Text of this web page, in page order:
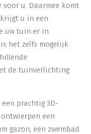
voor u. Daarmee komt
u in een
uw tuin er in
het zelfs mogelijk
de tuinverlichting
prachtig 3D-
een
gazon, een zwembad